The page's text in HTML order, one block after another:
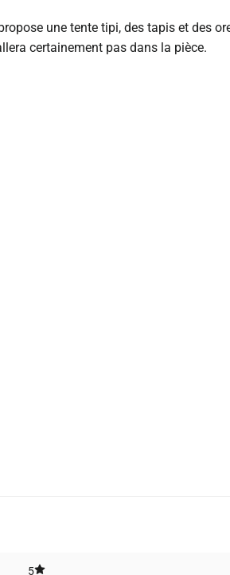
une tente tipi, des tapis et des
certainement pas dans la pièce.
5